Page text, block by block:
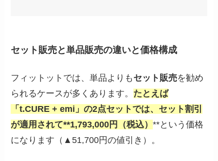
セット販売と単品販売の違いと価格構成
フィットットでは、単品よりも セット販売を勧め
られるケースが多くあります。 たとえば
「t.CURE + emi」の2点セットでは、セット割引
が適用されて**1,793,000円（税込）**という価格
になります（▲51,700円の値引き）。